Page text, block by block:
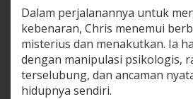
Dalam perjalanannya untuk
kebenaran, Chris menemui
misterius dan menakutkan. Ia
dengan manipulasi psikologis,
terselubung, dan ancaman
hidupnya sendiri.